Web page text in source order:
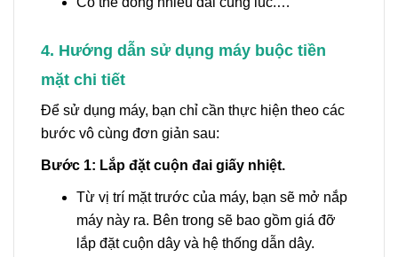
4. Hướng dẫn sử dụng máy buộc tiền
mặt chi tiết
Để sử dụng máy, bạn chỉ cần thực hiện theo các
bước vô cùng đơn giản sau:
Bước 1: Lắp đặt cuộn đai giấy nhiệt.
Từ vị trí mặt trước của máy, bạn sẽ mở nắp
máy này ra. Bên trong sẽ bao gồm giá đỡ
lắp đặt cuộn dây và hệ thống dẫn dây.